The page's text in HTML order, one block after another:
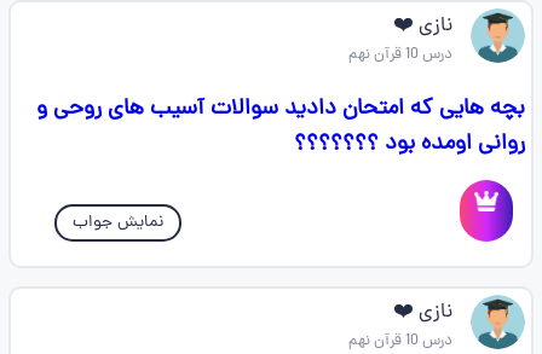
نازی ❤️
درس 10 قرآن نهم
بچه هایی که امتحان دادید سوالات آسیب های روحی و
روانی اومده بود ؟؟؟؟؟؟؟
نمایش جواب
نازی ❤️
درس 10 قرآن نهم